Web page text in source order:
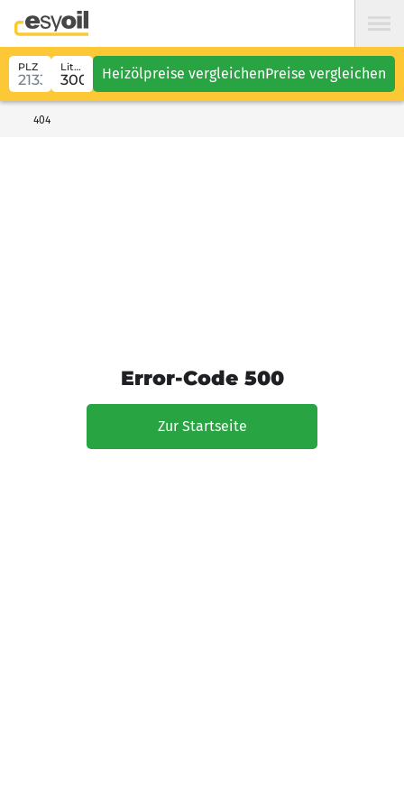
PLZ Liter Heizölpreise vergleichenPreise vergleichen
404
Error-Code 500
Zur Startseite